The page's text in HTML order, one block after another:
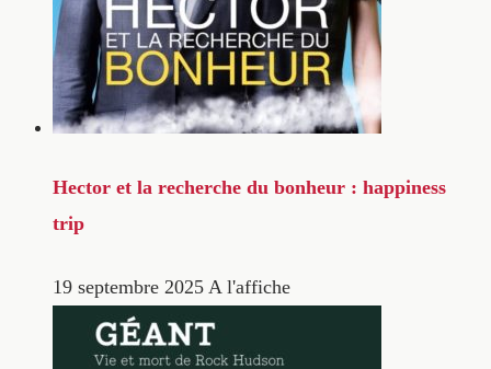
Hector et la recherche du bonheur : happiness
trip
19 septembre 2025 A l'affiche